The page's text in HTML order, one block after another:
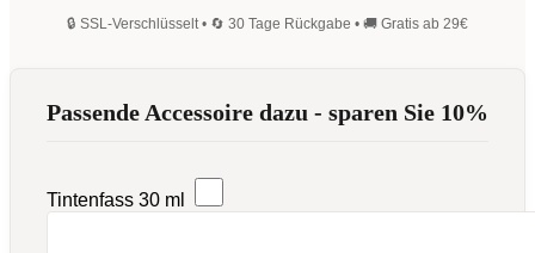
Passende Accessoire dazu - sparen Sie 10%
Tintenfass 30 ml